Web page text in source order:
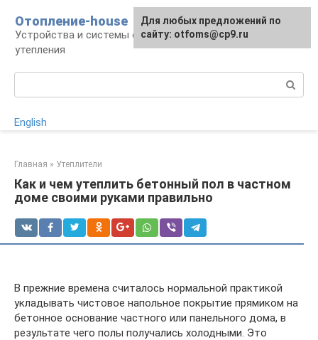
контенту
Отопление-house
Устройства и системы отопления, способы
утепления
English
Главная » Утеплители
Как и чем утеплить бетонный пол в частном
доме своими руками правильно
В прежние времена считалось нормальной практикой
укладывать чистовое напольное покрытие прямиком на
бетонное основание частного или панельного дома, в
результате чего полы получались холодными. Это
Для любых предложений по
сайту: otfoms@cp9.ru